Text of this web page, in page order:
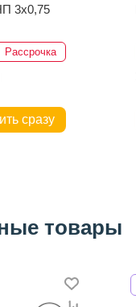
2х6
Рассрочка
сразу
товары